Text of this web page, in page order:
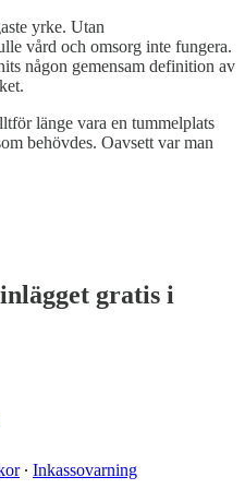
yrke. Utan
vård och omsorg inte fungera.
någon gemensam definition av
länge vara en tummelplats
behövdes. Oavsett var man
gratis i
∙ Inkassovarning